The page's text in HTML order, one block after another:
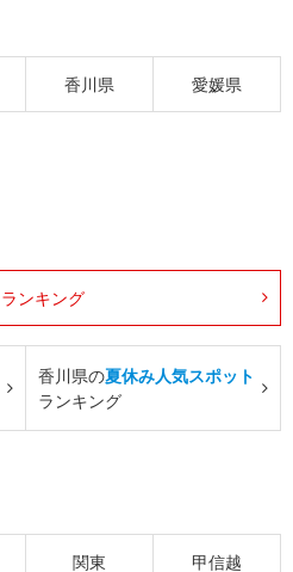
香川県 愛媛県
ランキング
香川県の夏休み人気スポット
ランキング
関東 甲信越